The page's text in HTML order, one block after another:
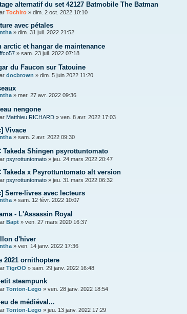
alternatif du set 42127 Batmobile The Batman
Tochiro » dim. 2 oct. 2022 10:10
avec pétales
» dim. 31 juil. 2022 21:52
arctic et hangar de maintenance
» sam. 23 juil. 2022 07:18
du Faucon sur Tatouine
docbrown » dim. 5 juin 2022 11:20
» mer. 27 avr. 2022 09:36
nengone
Matthieu RICHARD » ven. 8 avr. 2022 17:03
Vivace
» sam. 2 avr. 2022 09:30
Takeda Shingen psyrottuntomato
psyrottuntomato » jeu. 24 mars 2022 20:47
Takeda x Psyrottuntomato alt version
psyrottuntomato » jeu. 31 mars 2022 06:32
Serre-livres avec lecteurs
» sam. 12 févr. 2022 10:07
- L'Assassin Royal
Bapt » ven. 27 mars 2020 16:37
d'hiver
» ven. 14 janv. 2022 17:36
2021 ornithoptere
TigrOO » sam. 29 janv. 2022 16:48
steampunk
Tonton-Lego » ven. 28 janv. 2022 18:54
de médiéval...
Tonton-Lego » jeu. 13 janv. 2022 17:29